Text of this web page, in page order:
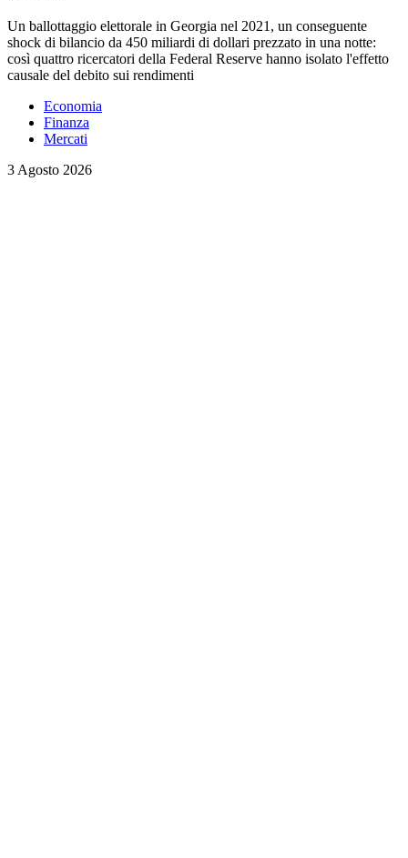
Un ballottaggio elettorale in Georgia nel 2021, un conseguente
shock di bilancio da 450 miliardi di dollari prezzato in una notte:
così quattro ricercatori della Federal Reserve hanno isolato l'effetto
causale del debito sui rendimenti
Economia
Finanza
Mercati
3 Agosto 2026